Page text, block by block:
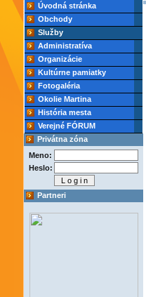
Úvodná stránka
Obchody
Služby
Administratíva
Organizácie
Kultúrne pamiatky
Fotogaléria
Okolie Martina
História mesta
Verejné FÓRUM
Privátna zóna
Meno:
Heslo:
Partneri